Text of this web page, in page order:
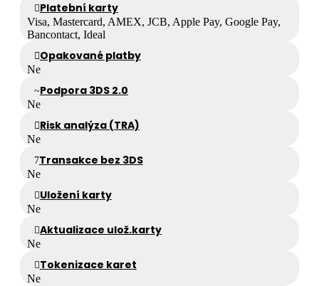
Platební karty
Visa, Mastercard, AMEX, JCB, Apple Pay, Google Pay,
Bancontact, Ideal
Opakované platby
Ne
Podpora 3DS 2.0
Ne
Risk analýza (TRA)
Ne
Transakce bez 3DS
Ne
Uložení karty
Ne
Aktualizace ulož.karty
Ne
Tokenizace karet
Ne